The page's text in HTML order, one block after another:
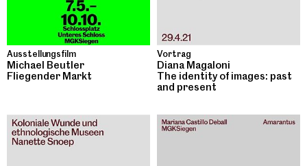
Ausstellungsfilm
Michael Beutler
Fliegender Markt
Vortrag
Diana Magaloni
The identity of images: past
and present